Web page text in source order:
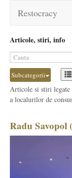
Restocracy
Articole, stiri, info
Subcategorii
Articole si stiri legate
a localurilor de
Radu Savopol